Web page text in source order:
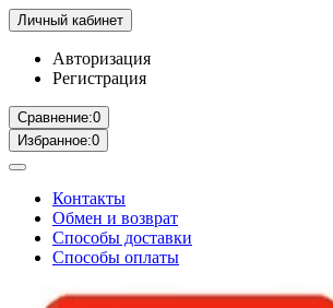
Личный кабинет
Авторизация
Регистрация
Сравнение:0
Избранное:0
Контакты
Обмен и возврат
Способы доставки
Способы оплаты